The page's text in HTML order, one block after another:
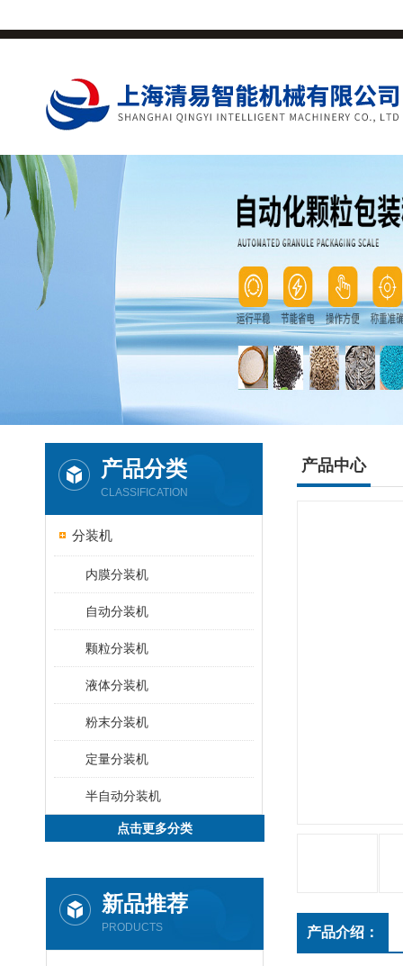
产品分类
CLASSIFICATION
分装机
内膜分装机
自动分装机
颗粒分装机
液体分装机
粉末分装机
定量分装机
半自动分装机
点击更多分类
新品推荐
PRODUCTS
产品中心
产品介绍：